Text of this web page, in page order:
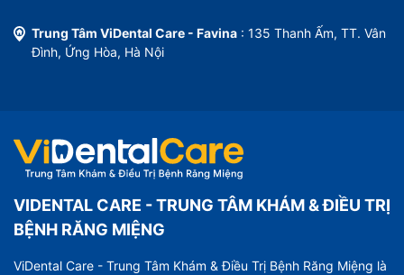
Trung Tâm ViDental Care - Favina : 135 Thanh Ấm, TT. Vân
Đình, Ứng Hòa, Hà Nội
VIDENTAL CARE - TRUNG TÂM KHÁM & ĐIỀU TRỊ
BỆNH RĂNG MIỆNG
ViDental Care - Trung Tâm Khám & Điều Trị Bệnh Răng Miệng là